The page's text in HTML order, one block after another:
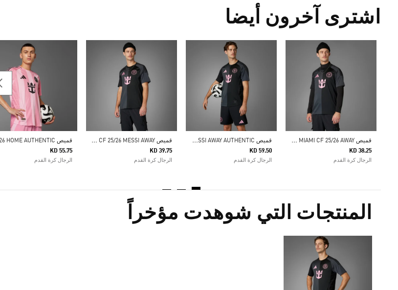
اشترى آخرون أيضا
ق
ميص INTER MIAMI CF 25/26 AWAY
KD 38.25
الرجال كرة القدم
ق
ميص INTER MIAMI CF 25/26 MESSI AWAY AUTHENTIC
KD 59.50
الرجال كرة القدم
ق
ميص INTER MIAMI CF 25/26 MESSI AWAY
KD 39.75
الرجال كرة القدم
KD 55.75
الرجال كرة القدم
المنتجات التي شوهدت مؤخراً